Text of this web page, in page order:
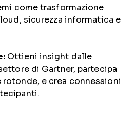
come trasformazione
sicurezza informatica e
Ottieni insight dalle
di Gartner, partecipa
rotonde, e crea connessioni